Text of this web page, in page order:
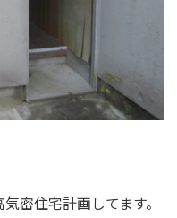
密住宅計画してます。